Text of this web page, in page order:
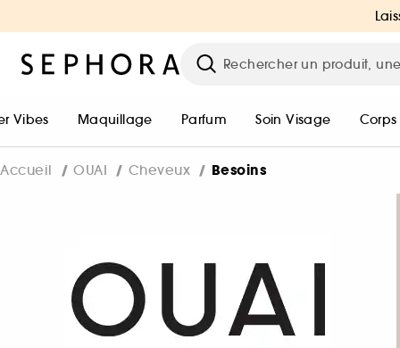
Vibes Maquillage Parfum Soin Visage Corps
Accueil OUAI Cheveux Besoins